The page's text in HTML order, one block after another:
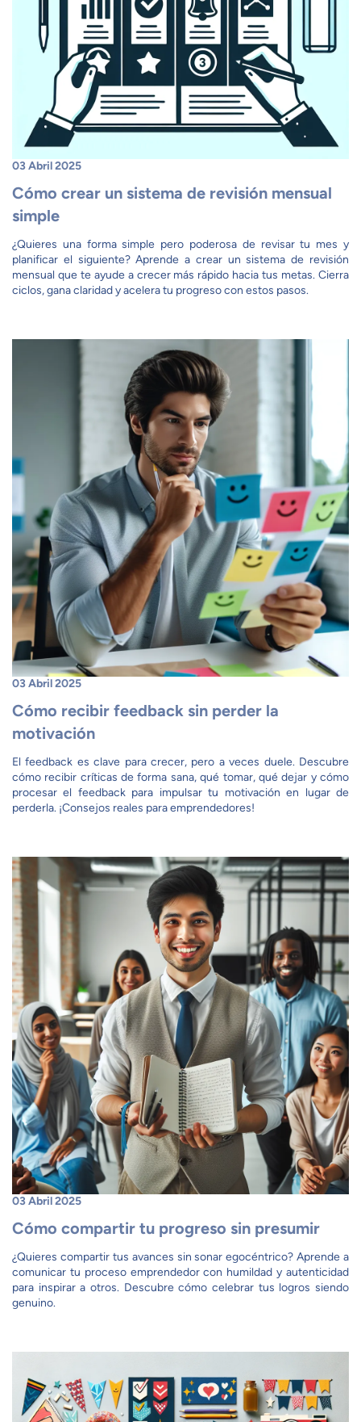
Cómo crear un sistema de revisión mensual
simple
03 Abril 2025
¿Quieres una forma simple pero poderosa de revisar tu mes y
planificar el siguiente? Aprende a crear un sistema de revisión
mensual que te ayude a crecer más rápido hacia tus metas. Cierra
ciclos, gana claridad y acelera tu progreso con estos pasos.
Cómo recibir feedback sin perder la
motivación
03 Abril 2025
El feedback es clave para crecer, pero a veces duele. Descubre
cómo recibir críticas de forma sana, qué tomar, qué dejar y cómo
procesar el feedback para impulsar tu motivación en lugar de
perderla. ¡Consejos reales para emprendedores!
Cómo compartir tu progreso sin presumir
03 Abril 2025
¿Quieres compartir tus avances sin sonar egocéntrico? Aprende a
comunicar tu proceso emprendedor con humildad y autenticidad
para inspirar a otros. Descubre cómo celebrar tus logros siendo
genuino.